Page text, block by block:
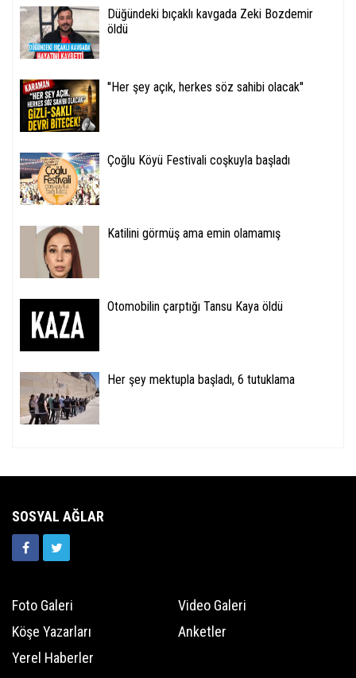
Düğündeki bıçaklı kavgada Zeki Bozdemir
öldü
''Her şey açık, herkes söz sahibi olacak''
Çoğlu Köyü Festivali coşkuyla başladı
Katilini görmüş ama emin olamamış
Otomobilin çarptığı Tansu Kaya öldü
Her şey mektupla başladı, 6 tutuklama
SOSYAL AĞLAR
Foto Galeri
Video Galeri
Köşe Yazarları
Anketler
Yerel Haberler